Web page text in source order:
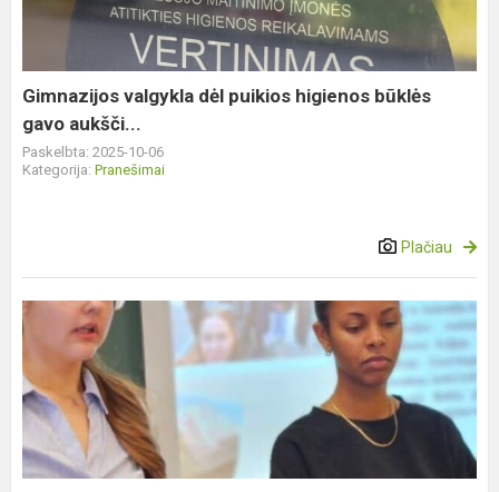
higienos
aukšči...
Gimnazijos valgykla dėl puikios higienos būklės
gavo aukšči...
Paskelbta: 2025-10-06
Kategorija: Pranešimai
Plačiau
Programos
„Erasmus+”
sklaida
Babtų
gimnazijoje